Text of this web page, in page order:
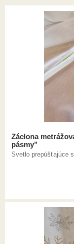
Záclona
pásmy"
Svetlo prepúšťajúce